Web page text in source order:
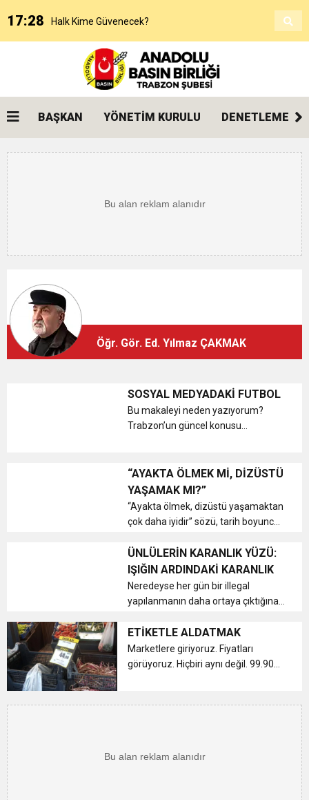
17:28 Halk Kime Güvenecek?
KANAAT TACİRLERİ
20:25
18:17
12:26 TS Divan Başkanlık Kurulunun Basın
Açıklaması
12:17 MOHAMED SALAH VE ŞAMPİYON
TRABZONSPOR Ayhan Pala yazdı
Liyakatsiz Yöneticiler…
BAŞKAN YÖNETİM KURULU DENETLEME
Öğr. Gör. Ed. Yılmaz ÇAKMAK
SOSYAL MEDYADAKİ FUTBOL
Bu makaleyi neden yazıyorum?
Trabzon’un güncel konusu
bireyin duygularına göre yazmak
işin en kolay olanı. Çok okunur veya
okunmaz diye bir e...
“AYAKTA ÖLMEK Mİ, DİZÜSTÜ
YAŞAMAK MI?”
“Ayakta ölmek, dizüstü yaşamaktan
çok daha iyidir” sözü, tarih boyunca
tarafından farklı biçimlerde ifade
edilmiş güçlü bir hayat felsefesini
yansıtır. B...
ÜNLÜLERİN KARANLIK YÜZÜ:
IŞIĞIN ARDINDAKİ KARANLIK
Neredeyse her gün bir illegal
yapılanmanın daha ortaya çıktığına
vatandaşı sömürenler, gençlerimizi
uyuşturucuyla zehirleyip kazanç
sağlayan karteller… Bu yapıla...
ETİKETLE ALDATMAK
Marketlere giriyoruz. Fiyatları
görüyoruz. Hiçbiri aynı değil. 99.90